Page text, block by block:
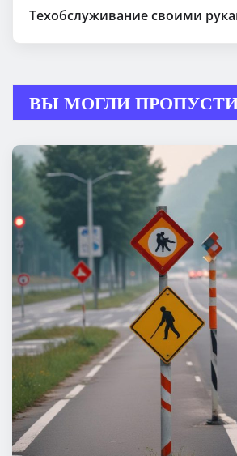
Техобслуживание своими
ВЫ МОГЛИ